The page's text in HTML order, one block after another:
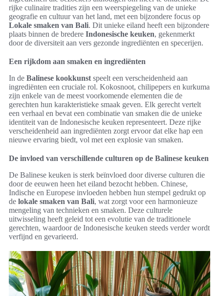
rijke culinaire tradities zijn een weerspiegeling van de unieke
geografie en cultuur van het land, met een bijzondere focus op
Lokale smaken van Bali. Dit unieke eiland heeft een bijzondere
plaats binnen de bredere Indonesische keuken, gekenmerkt
door de diversiteit aan vers gezonde ingrediënten en specerijen.
Een rijkdom aan smaken en ingrediënten
In de Balinese kookkunst speelt een verscheidenheid aan
ingrediënten een cruciale rol. Kokosnoot, chilipepers en kurkuma
zijn enkele van de meest voorkomende elementen die de
gerechten hun karakteristieke smaak geven. Elk gerecht vertelt
een verhaal en bevat een combinatie van smaken die de unieke
identiteit van de Indonesische keuken representeert. Deze rijke
verscheidenheid aan ingrediënten zorgt ervoor dat elke hap een
nieuwe ervaring biedt, vol met een explosie van smaken.
De invloed van verschillende culturen op de Balinese keuken
De Balinese keuken is sterk beïnvloed door diverse culturen die
door de eeuwen heen het eiland bezocht hebben. Chinese,
Indische en Europese invloeden hebben hun stempel gedrukt op
de lokale smaken van Bali, wat zorgt voor een harmonieuze
mengeling van technieken en smaken. Deze culturele
uitwisseling heeft geleid tot een evolutie van de traditionele
gerechten, waardoor de Indonesische keuken steeds verder wordt
verfijnd en gevarieerd.